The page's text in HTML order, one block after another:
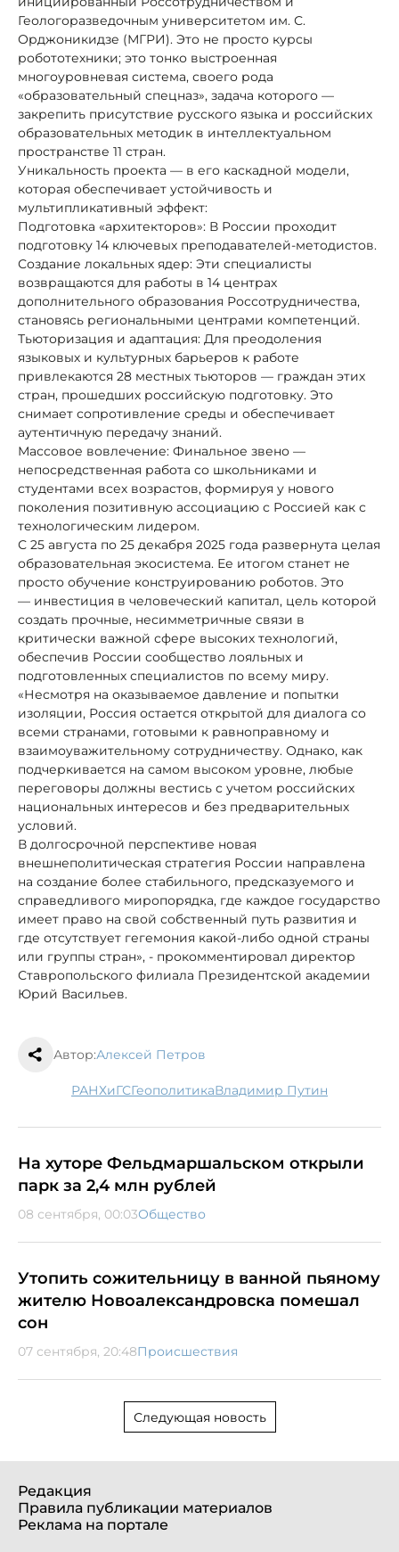
Геологоразведочным университетом им. С.
Орджоникидзе (МГРИ). Это не просто курсы
робототехники; это тонко выстроенная
многоуровневая система, своего рода
«образовательный спецназ», задача которого —
закрепить присутствие русского языка и российских
образовательных методик в интеллектуальном
пространстве 11 стран.
Уникальность проекта — в его каскадной модели,
которая обеспечивает устойчивость и
мультипликативный эффект:
Подготовка «архитекторов»: В России проходит
подготовку 14 ключевых преподавателей-методистов.
Создание локальных ядер: Эти специалисты
возвращаются для работы в 14 центрах
дополнительного образования Россотрудничества,
становясь региональными центрами компетенций.
Тьюторизация и адаптация: Для преодоления
языковых и культурных барьеров к работе
привлекаются 28 местных тьюторов — граждан этих
стран, прошедших российскую подготовку. Это
снимает сопротивление среды и обеспечивает
аутентичную передачу знаний.
Массовое вовлечение: Финальное звено —
непосредственная работа со школьниками и
студентами всех возрастов, формируя у нового
поколения позитивную ассоциацию с Россией как с
технологическим лидером.
С 25 августа по 25 декабря 2025 года развернута целая
образовательная экосистема. Ее итогом станет не
просто обучение конструированию роботов. Это
— инвестиция в человеческий капитал, цель которой
создать прочные, несимметричные связи в
критически важной сфере высоких технологий,
обеспечив России сообщество лояльных и
подготовленных специалистов по всему миру.
«Несмотря на оказываемое давление и попытки
изоляции, Россия остается открытой для диалога со
всеми странами, готовыми к равноправному и
взаимоуважительному сотрудничеству. Однако, как
подчеркивается на самом высоком уровне, любые
переговоры должны вестись с учетом российских
национальных интересов и без предварительных
условий.
В долгосрочной перспективе новая
внешнеполитическая стратегия России направлена
на создание более стабильного, предсказуемого и
справедливого миропорядка, где каждое государство
имеет право на свой собственный путь развития и
где отсутствует гегемония какой-либо одной страны
или группы стран», - прокомментировал директор
Ставропольского филиала Президентской академии
Юрий Васильев.
Автор:Алексей Петров
РАНХиГС геополитика Владимир Путин
На хуторе Фельдмаршальском открыли
парк за 2,4 млн рублей
08 сентября, 00:03Общество
Утопить сожительницу в ванной пьяному
жителю Новоалександровска помешал
сон
07 сентября, 20:48Происшествия
Следующая новость
Редакция
Правила публикации материалов
Реклама на портале